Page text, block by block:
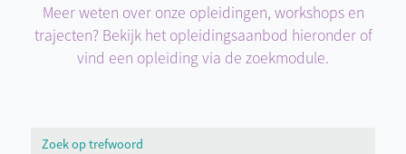
Meer weten over onze opleidingen, workshops en
trajecten? Bekijk het opleidingsaanbod hieronder of
vind een opleiding via de zoekmodule.